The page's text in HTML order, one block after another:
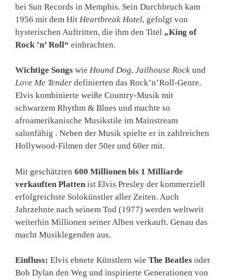
bei Sun Records in Memphis. Sein Durchbruch kam
1956 mit dem Hit Heartbreak Hotel, gefolgt von
hysterischen Auftritten, die ihm den Titel „King of
Rock ’n’ Roll“ einbrachten.
Wichtige Songs wie Hound Dog, Jailhouse Rock und
Love Me Tender definierten das Rock’n’Roll-Genre.
Elvis kombinierte weiße Country-Musik mit
schwarzem Rhythm & Blues und machte so
afroamerikanische Musikstile im Mainstream
salonfähig . Neben der Musik spielte er in zahlreichen
Hollywood-Filmen der 50er und 60er mit.
Mit geschätzten 600 Millionen bis 1 Milliarde
verkauften Platten ist Elvis Presley der kommerziell
erfolgreichste Solokünstler aller Zeiten. Auch
Jahrzehnte nach seinem Tod (1977) werden weltweit
weiterhin Millionen seiner Alben verkauft. Genau das
macht Musiklegenden aus.
Einfluss: Elvis ebnete Künstlern wie The Beatles oder
Bob Dylan den Weg und inspirierte Generationen von